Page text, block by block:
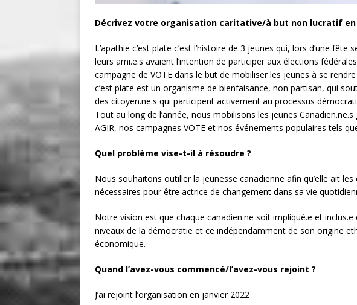
Décrivez votre organisation caritative/à but non lucratif en
L’apathie c’est plate c’est l’histoire de 3 jeunes qui, lors d’une
leurs ami.e.s avaient l’intention de participer aux élections
campagne de VOTE dans le but de mobiliser les jeunes à se
c’est plate est un organisme de bienfaisance, non partisan, qui
des citoyen.ne.s qui participent activement au processus
Tout au long de l’année, nous mobilisons les jeunes
AGIR, nos campagnes VOTE et nos événements populaires tels
Quel problème vise-t-il à résoudre ?
Nous souhaitons outiller la jeunesse canadienne afin qu’elle ait
nécessaires pour être actrice de changement dans sa vie
Notre vision est que chaque canadien.ne soit impliqué.e et
niveaux de la démocratie et ce indépendamment de son origine
économique.
Quand l’avez-vous commencé/l’avez-vous rejoint ?
J’ai rejoint l’organisation en janvier 2022